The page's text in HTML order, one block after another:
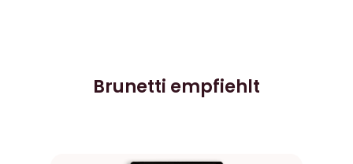
Brunetti empfiehlt